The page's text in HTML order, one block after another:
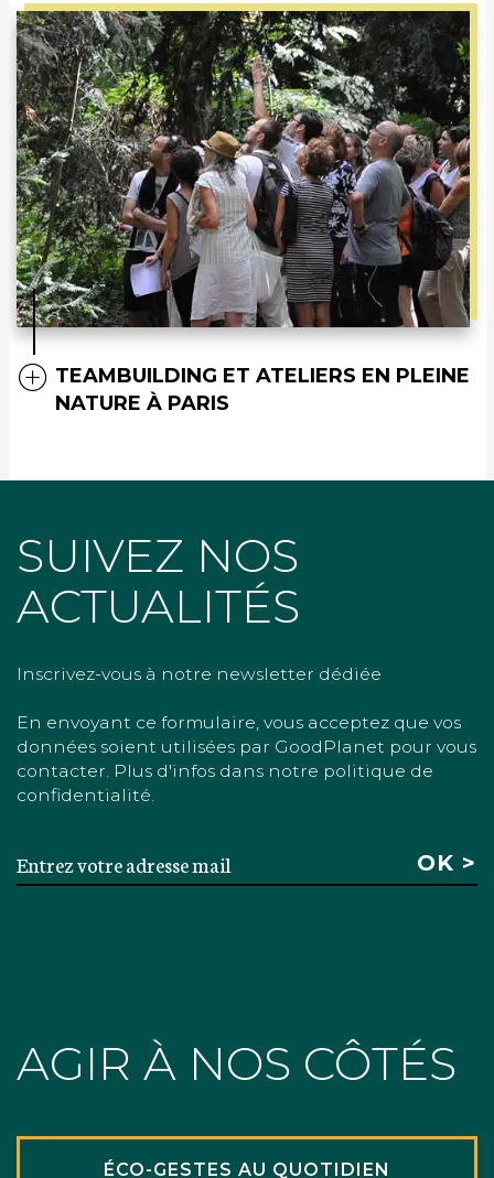
TEAMBUILDING ET ATELIERS EN PLEINE
NATURE À PARIS
SUIVEZ NOS
ACTUALITÉS
Inscrivez-vous à notre newsletter dédiée
En envoyant ce formulaire, vous acceptez que vos
données soient utilisées par GoodPlanet pour vous
contacter. Plus d'infos dans notre politique de
confidentialité.
AGIR À NOS CÔTÉS
ÉCO-GESTES AU QUOTIDIEN